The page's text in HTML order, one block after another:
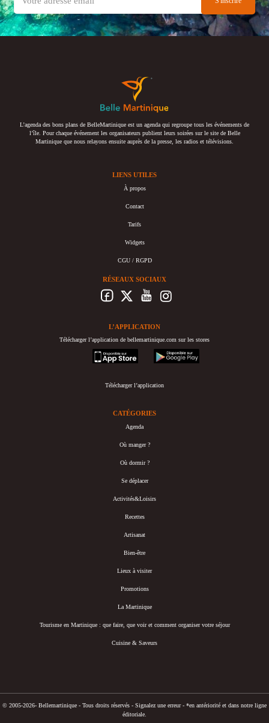
L’agenda des bons plans de BelleMartinique est un agenda qui regroupe tous les événements de
l’île. Pour chaque événement les organisateurs publient leurs soirées sur le site de Belle
Martinique que nous relayons ensuite auprès de la presse, les radios et télévisions.
LIENS UTILES
À propos
Contact
Tarifs
Widgets
CGU / RGPD
RÉSEAUX SOCIAUX
L’APPLICATION
Télécharger l’application de bellemartinique.com sur les stores
appstore
googleplay
Télécharger l’application
CATÉGORIES
Agenda
Où manger ?
Où dormir ?
Se déplacer
Activités&Loisirs
Recettes
Artisanat
Bien-être
Lieux à visiter
Promotions
La Martinique
Tourisme en Martinique : que faire, que voir et comment organiser votre séjour
Cuisine & Saveurs
© 2005-2026- Bellemartinique - Tous droits réservés - Signalez une erreur - *en antériorité et dans notre ligne
éditoriale.